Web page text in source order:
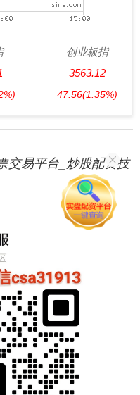
创业板指
3563.12
47.56(1.35%)
交易平台_炒股配资技